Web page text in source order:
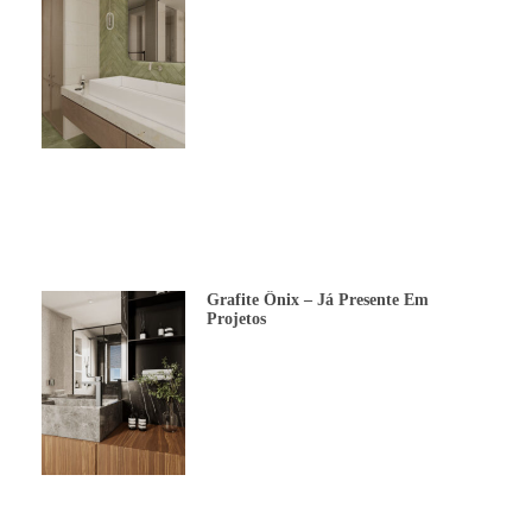
Grafite Ônix – Já Presente Em
Projetos